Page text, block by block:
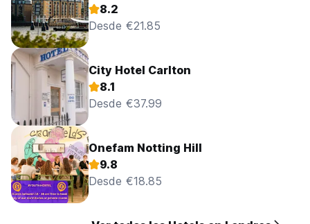
8.2
Desde €21.85
City Hotel Carlton
8.1
Desde €37.99
Onefam Notting Hill
9.8
Desde €18.85